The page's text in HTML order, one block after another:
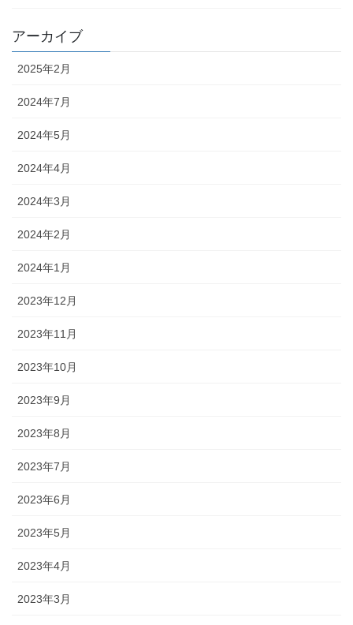
アーカイブ
2025年2月
2024年7月
2024年5月
2024年4月
2024年3月
2024年2月
2024年1月
2023年12月
2023年11月
2023年10月
2023年9月
2023年8月
2023年7月
2023年6月
2023年5月
2023年4月
2023年3月